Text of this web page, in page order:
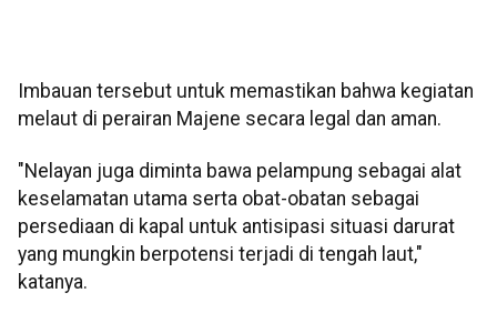
Imbauan tersebut untuk memastikan bahwa kegiatan
melaut di perairan Majene secara legal dan aman.
"Nelayan juga diminta bawa pelampung sebagai alat
keselamatan utama serta obat-obatan sebagai
persediaan di kapal untuk antisipasi situasi darurat
yang mungkin berpotensi terjadi di tengah laut,"
katanya.